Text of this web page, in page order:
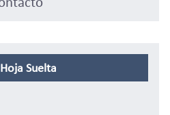
Suelta